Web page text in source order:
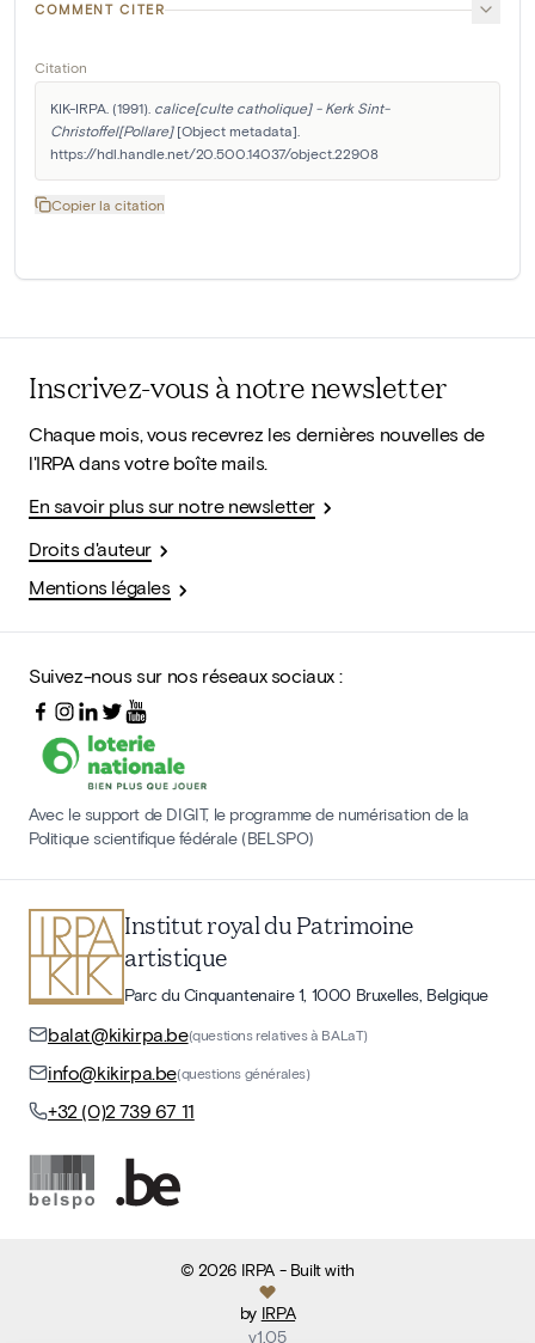
COMMENT CITER
Citation
KIK-IRPA. (1991). calice[culte catholique] - Kerk Sint-
Christoffel[Pollare] [Object metadata].
https://hdl.handle.net/20.500.14037/object.22908
Copier la citation
Inscrivez-vous à notre newsletter
Chaque mois, vous recevrez les dernières nouvelles de
l'IRPA dans votre boîte mails.
En savoir plus sur notre newsletter
Droits d'auteur
Mentions légales
Suivez-nous sur nos réseaux sociaux :
Avec le support de DIGIT, le programme de numérisation de la
Politique scientifique fédérale (BELSPO)
Institut royal du Patrimoine
artistique
Parc du Cinquantenaire 1, 1000 Bruxelles, Belgique
balat@kikirpa.be(questions relatives à BALaT)
info@kikirpa.be(questions générales)
+32 (0)2 739 67 11
©2026 IRPA- Built with
by IRPA
v1.05